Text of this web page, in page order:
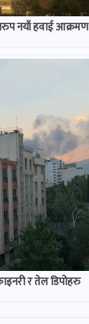
नयाँ हवाई आक्रमण
र तेल डिपोहरु